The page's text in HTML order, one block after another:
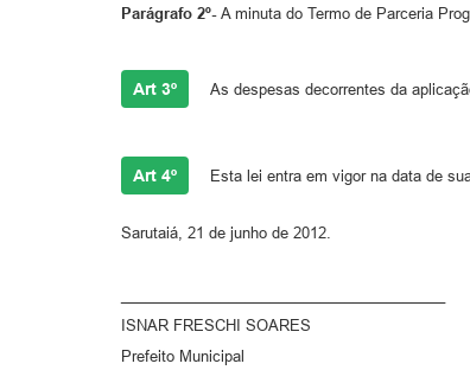
Parágrafo 2º- A minuta do Termo de Parceria
Art 3º As despesas decorrentes da
Art 4º Esta lei entra em vigor na data de
Sarutaiá, 21 de junho de 2012.
ISNAR FRESCHI SOARES
Prefeito Municipal